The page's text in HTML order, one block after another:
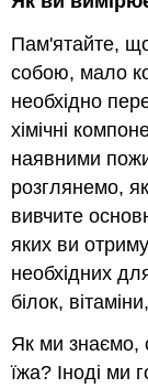
Пам'ятайте,
собою, мало
необхідно
хімічні
наявними
розглянемо,
вивчите
яких ви
необхідних
білок,
Як ми знаємо,
їжа? Іноді ми